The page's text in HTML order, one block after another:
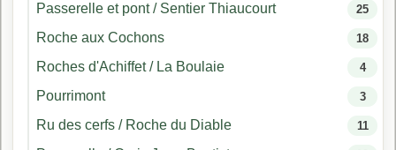
Passerelle et pont / Sentier Thiaucourt 25
Roche aux Cochons 18
Roches d'Achiffet / La Boulaie 4
Pourrimont 3
Ru des cerfs / Roche du Diable 11